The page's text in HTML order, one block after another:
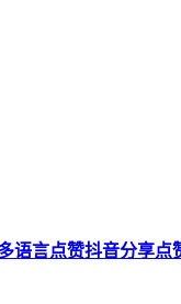
语言点赞抖音分享点